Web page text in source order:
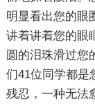
明显看出您的眼
讲着讲着您的眼
圆的泪珠滑过您
们41位同学都是
残忍，一种无法